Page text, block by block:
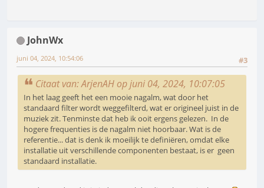
JohnWx
#3
juni 04, 2024, 10:54:06
Citaat van: ArjenAH op juni 04, 2024, 10:07:05
In het laag geeft het een mooie nagalm, wat door het
standaard filter wordt weggefilterd, wat er origineel juist in de
muziek zit. Tenminste dat heb ik ooit ergens gelezen. In de
hogere frequenties is de nagalm niet hoorbaar. Wat is de
referentie... dat is denk ik moeilijk te definiëren, omdat elke
installatie uit verschillende componenten bestaat, is er geen
standaard installatie.